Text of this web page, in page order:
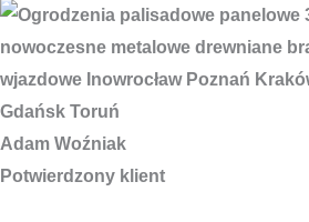
Adam Woźniak
Potwierdzony klient